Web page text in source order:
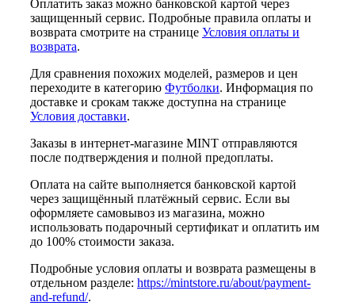
Оплатить заказ можно банковской картой через
защищенный сервис. Подробные правила оплаты и
возврата смотрите на странице Условия оплаты и
возврата.
Для сравнения похожих моделей, размеров и цен
переходите в категорию Футболки. Информация по
доставке и срокам также доступна на странице
Условия доставки.
Заказы в интернет-магазине MINT отправляются
после подтверждения и полной предоплаты.
Оплата на сайте выполняется банковской картой
через защищённый платёжный сервис. Если вы
оформляете самовывоз из магазина, можно
использовать подарочный сертификат и оплатить им
до 100% стоимости заказа.
Подробные условия оплаты и возврата размещены в
отдельном разделе: https://mintstore.ru/about/payment-
and-refund/.